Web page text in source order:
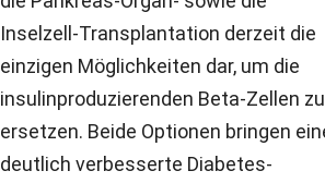
Inselzell-Transplantation derzeit die
einzigen Möglichkeiten dar, um die
insulinproduzierenden Beta-Zellen zu
ersetzen. Beide Optionen bringen
deutlich verbesserte Diabetes-